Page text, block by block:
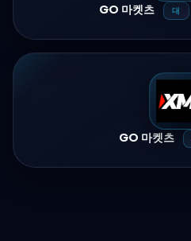
GO 마켓츠 대
GO 마켓츠